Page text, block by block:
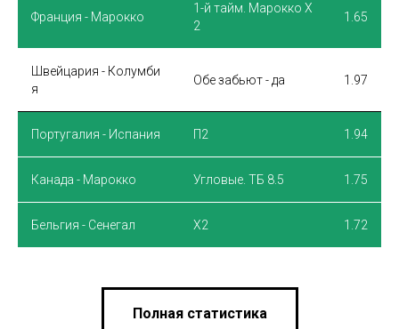
Франция - Марокко
1-й тайм. Марокко Х
2
1.65
Швейцария - Колумби
я
Обе забьют - да 1.97
Португалия - Испания П2 1.94
Канада - Марокко Угловые. ТБ 8.5 1.75
Бельгия - Сенегал X2 1.72
Полная статистика